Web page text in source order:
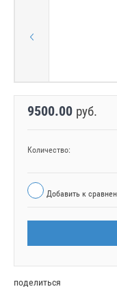
9500.00 руб.
Количество:
Добавить к
поделиться